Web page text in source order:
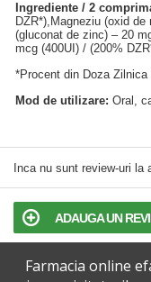
Ingrediente / 2
DZR*),Magneziu (oxid
(gluconat de zinc) – 20
mcg (400UI) / (200%
*Procent din Doza
Mod de utilizare: Oral,
Inca nu sunt review-uri la
ADAUGA UN
TERMENI SI CONDITII
Farmacia online